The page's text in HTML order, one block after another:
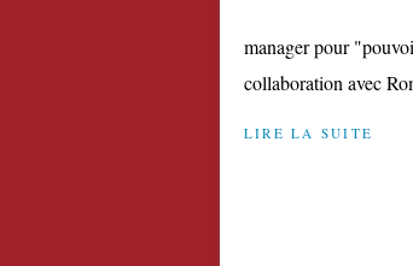
manager pour
collaboration avec
LIRE LA SUITE